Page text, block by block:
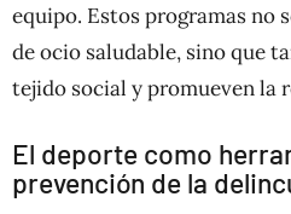
equipo. Estos programas no
de ocio saludable, sino que
tejido social y promueven la
El deporte como
prevención de la